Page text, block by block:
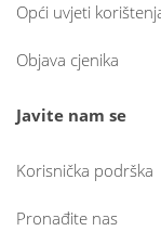
Opći uvjeti
Objava cjenika
Javite nam se
Korisnička podrška
Pronađite nas